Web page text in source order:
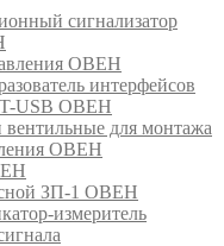
сигнализатор
ОВЕН
интерфейсов
USB ОВЕН
для монтажа
ОВЕН
ЗП-1 ОВЕН
измеритель